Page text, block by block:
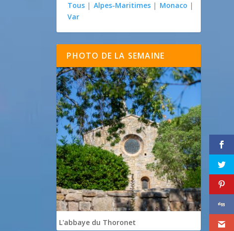
Tous | Alpes-Maritimes | Monaco |
Var
PHOTO DE LA SEMAINE
L'abbaye du Thoronet